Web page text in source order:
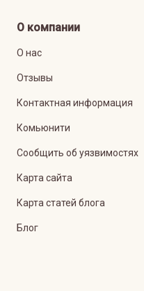
О компании
О нас
Отзывы
Контактная информация
Комьюнити
Сообщить об уязвимостях
Карта сайта
Карта статей блога
Блог